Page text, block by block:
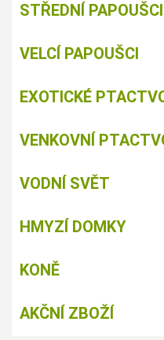
STŘEDNÍ PAPOUŠCI
VELCÍ PAPOUŠCI
EXOTICKÉ
VENKOVNÍ
VODNÍ SVĚT
HMYZÍ DOMKY
KONĚ
AKČNÍ ZBOŽÍ